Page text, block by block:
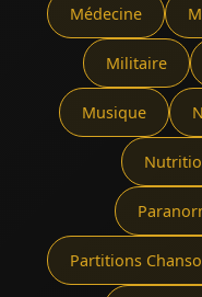
Médecine
Militaire
Musique
Partitions